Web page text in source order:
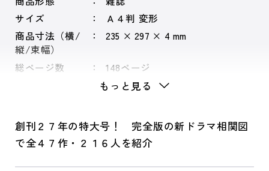
サイズ
Ａ４判 変形
商品寸法（横/
縦/束幅）
235 × 297 × 4 mm
総ページ数 148ページ
もっと見る
創刊２７年の特大号！ 完全版の新ドラマ相関図
で全４７作・２１６人を紹介